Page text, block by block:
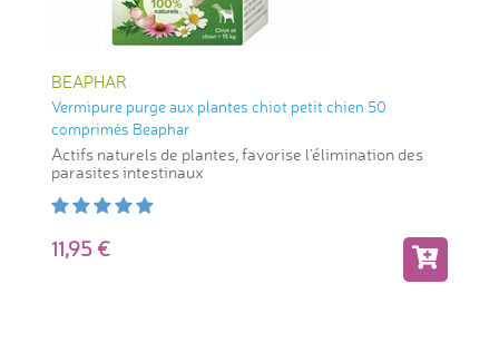
BEAPHAR
Vermipure purge aux plantes chiot petit chien 50
comprimés Beaphar
Actifs naturels de plantes, favorise l'élimination des
parasites intestinaux
11,95